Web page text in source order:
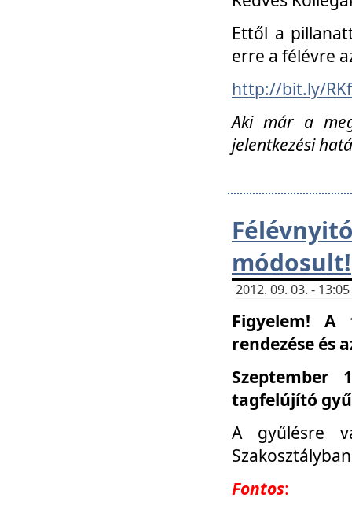
Ettől a
erre a félévre
http://bit.ly/
Aki már a
jelentkezési
módosult!
2012. 09. 03. -
Figyelem! A
rendezése és
Szeptember
tagfelújító
A gyűlésre
Fontos: